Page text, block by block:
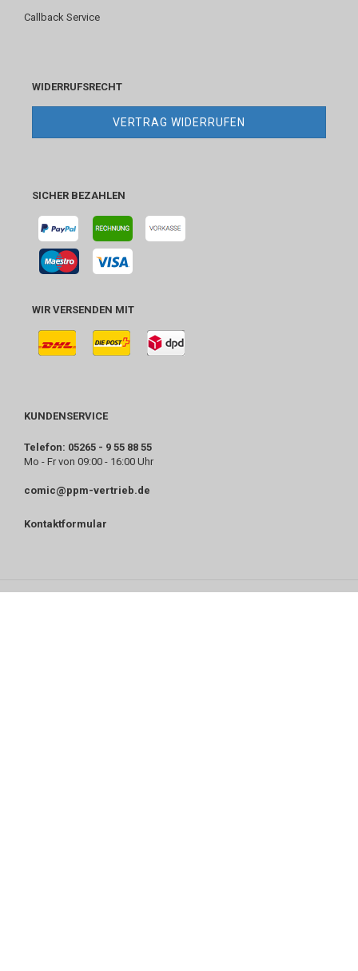
Callback Service
WIDERRUFSRECHT
VERTRAG WIDERRUFEN
SICHER BEZAHLEN
WIR VERSENDEN MIT
KUNDENSERVICE
Telefon: 05265 - 9 55 88 55
Mo - Fr von 09:00 - 16:00 Uhr
comic@ppm-vertrieb.de
Kontaktformular